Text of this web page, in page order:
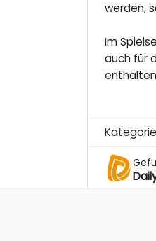
werden,
Im
auch für